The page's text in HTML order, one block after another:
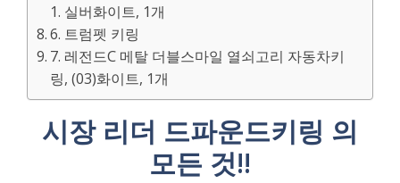
1. 실버화이트, 1개
6. 트럼펫 키링
7. 레전드C 메탈 더블스마일 열쇠고리 자동차키
링, (03)화이트, 1개
시장 리더 드파운드키링 의
모든 것!!